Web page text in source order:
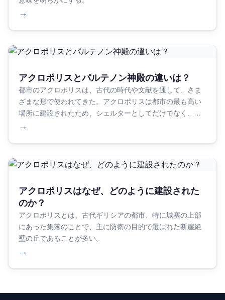
→
アクロポリスとパルテノン神殿の違いは？
都市のアクロポリスは、古代の時代や文献を通して、さま
ざまな形で使われてきた。アクロポリスは都市の最も高い
場所に建設されたため、シェルターとしてだけでなく、保
→
アクロポリスはなぜ、どのように建設された
のか？
アクロポリスとは、古代ギリシアの都市、特に城塞の上部
にあった集落のことで、主に防衛の目的で選ばれた断崖絶
壁の丘であることが多い。
→